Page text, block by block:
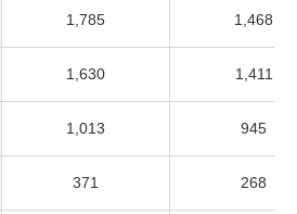
1,785 1,468
1,630 1,411
1,013 945
371 268